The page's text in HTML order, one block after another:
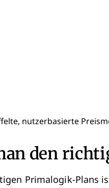
nutzerbasierte
den
Primalogik-Plans